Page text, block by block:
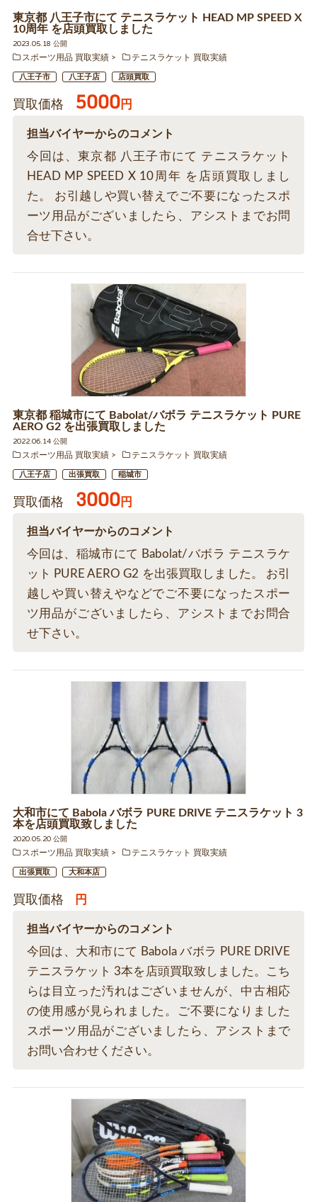
東京都 八王子市にて テニスラケット HEAD MP SPEED X
10周年 を店頭買取しました
2023.05.18 公開
スポーツ用品 買取実績
テニスラケット 買取実績
八王子市 八王子店 店頭買取
買取価格 5000円
担当バイヤーからのコメント
今回は、東京都 八王子市にて テニスラケット
HEAD MP SPEED X 10周年 を店頭買取しまし
た。 お引越しや買い替えでご不要になったスポ
ーツ用品がございましたら、アシストまでお問
合せ下さい。
東京都 稲城市にて Babolat/バボラ テニスラケット PURE
AERO G2 を出張買取しました
2022.06.14 公開
スポーツ用品 買取実績
テニスラケット 買取実績
八王子店 出張買取 稲城市
買取価格 3000円
担当バイヤーからのコメント
今回は、稲城市にて Babolat/バボラ テニスラケ
ット PURE AERO G2 を出張買取しました。 お引
越しや買い替えやなどでご不要になったスポー
ツ用品がございましたら、アシストまでお問合
せ下さい。
大和市にて Babola バボラ PURE DRIVE テニスラケット 3
本を店頭買取致しました
2020.05.20 公開
スポーツ用品 買取実績
テニスラケット 買取実績
出張買取 大和本店
買取価格 円
担当バイヤーからのコメント
今回は、大和市にて Babola バボラ PURE DRIVE
テニスラケット 3本を店頭買取致しました。こち
らは目立った汚れはございませんが、中古相応
の使用感が見られました。ご不要になりました
スポーツ用品がございましたら、アシストまで
お問い合わせください。